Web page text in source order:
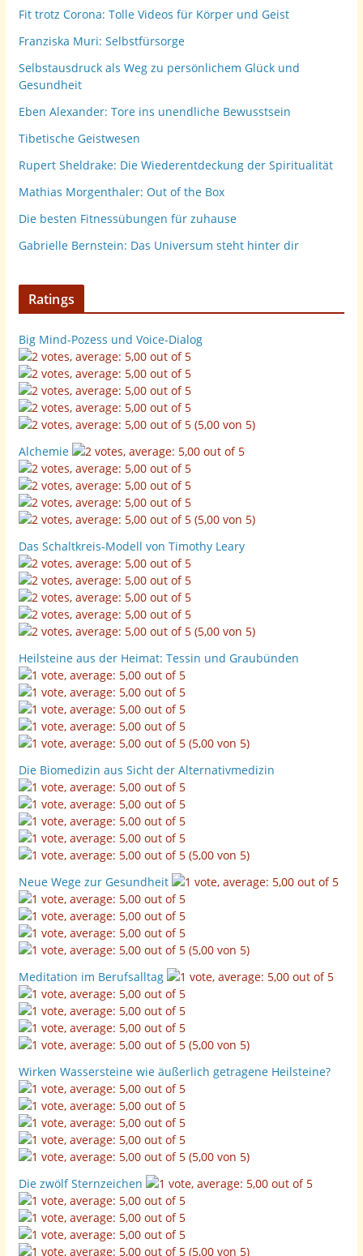
Fit trotz Corona: Tolle Videos für Körper und Geist
Franziska Muri: Selbstfürsorge
Selbstausdruck als Weg zu persönlichem Glück und
Gesundheit
Eben Alexander: Tore ins unendliche Bewusstsein
Tibetische Geistwesen
Rupert Sheldrake: Die Wiederentdeckung der Spiritualität
Mathias Morgenthaler: Out of the Box
Die besten Fitnessübungen für zuhause
Gabrielle Bernstein: Das Universum steht hinter dir
Ratings
Big Mind-Pozess und Voice-Dialog
(5,00 von 5)
Alchemie
(5,00 von 5)
Das Schaltkreis-Modell von Timothy Leary
(5,00 von 5)
Heilsteine aus der Heimat: Tessin und Graubünden
(5,00 von 5)
Die Biomedizin aus Sicht der Alternativmedizin
(5,00 von 5)
Neue Wege zur Gesundheit
(5,00 von 5)
Meditation im Berufsalltag
(5,00 von 5)
Wirken Wassersteine wie äußerlich getragene Heilsteine?
(5,00 von 5)
Die zwölf Sternzeichen
(5,00 von 5)